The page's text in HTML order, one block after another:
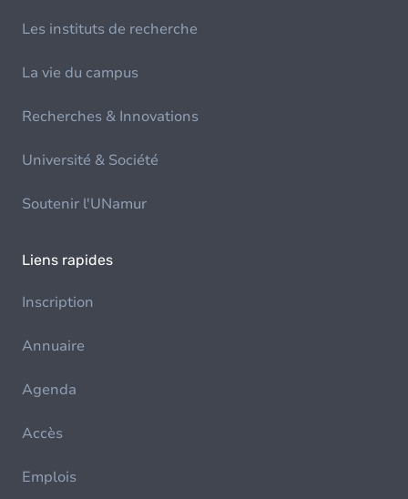
Les instituts de recherche
La vie du campus
Recherches & Innovations
Université & Société
Soutenir l'UNamur
Liens rapides
Inscription
Annuaire
Agenda
Accès
Emplois